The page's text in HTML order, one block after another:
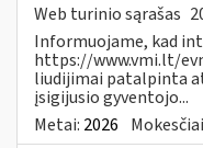
Web turinio sąrašas
Informuojame, kad
https://www.vmi.lt/
liudijimai patalpinta
įsigijusio gyventojo...
Metai: 2026